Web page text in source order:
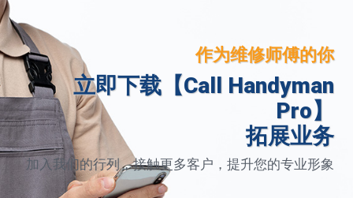
作为维修师傅的你
立即下载【Call Handyman
Pro】
拓展业务
加入我们的行列，接触更多客户，提升您的专业形象